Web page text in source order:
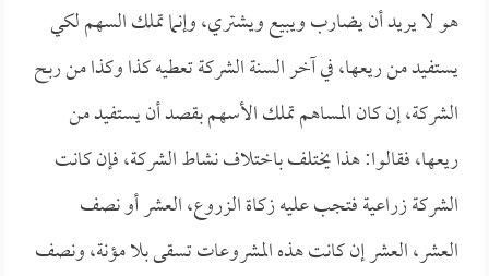
هو لا يريد أن يضارب ويبيع ويشتري، وإنما تملك السهم لكي
يستفيد من ريعها، في آخر السنة الشركة تعطيه كذا وكذا من ربح
الشركة، إن كان المساهم تملك الأسهم بقصد أن يستفيد من
ريعها، فقالوا: هذا يختلف باختلاف نشاط الشركة، فإن كانت
الشركة زراعية فتجب عليه زكاة الزروع، العشر أو نصف
العشر، العشر إن كانت هذه المشروعات تسقى بلا مؤنة، ونصف